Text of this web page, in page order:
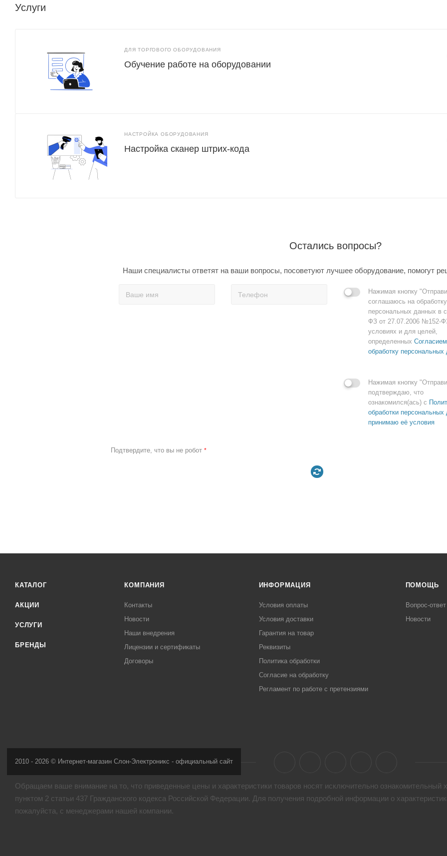
Услуги
ДЛЯ ТОРГОВОГО ОБОРУДОВАНИЯ
Обучение работе на оборудовании
НАСТРОЙКА ОБОРУДОВАНИЯ
Настройка сканер штрих-кода
Остались вопросы?
Наши специалисты ответят на ваши вопросы, посоветуют лучшее оборудование, помогут
Нажимая кнопку
соглашаюсь на
персональных данных в
ФЗ от 27.07.2006 №152-
условиях и для целей,
определенных
обработку персональных
Нажимая кнопку
подтверждаю, что
ознакомился(ась) с
обработки персональных
принимаю её условия
Подтвердите, что вы не робот *
КАТАЛОГ
АКЦИИ
УСЛУГИ
БРЕНДЫ
КОМПАНИЯ
Контакты
Новости
Наши внедрения
Лицензии и сертификаты
Договоры
ИНФОРМАЦИЯ
Условия оплаты
Условия доставки
Гарантия на товар
Реквизиты
Политика обработки
Согласие на обработку
Регламент по работе с претензиями
ПОМОЩЬ
Вопрос-ответ
Новости
2010 - 2026 © Интернет-магазин Слон-Электроникс - официальный сайт
Обращаем ваше внимание на то, что приведенные цены и характеристики товaров носят исключительно ознакомительный
пунктом 2 статьи 437 Гражданского кодекса Российской Федерации. Для получения подробной информации о
пожалуйста, с менеджерами нашей компании.